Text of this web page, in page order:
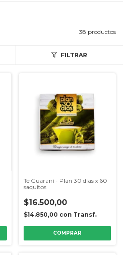
38 productos
FILTRAR
Te Guaraní - Plan 30 dias x 60
saquitos
$16.500,00
$14.850,00 con Transf.